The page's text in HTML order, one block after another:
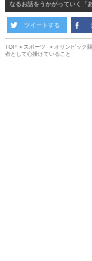
なるお話をうかがっていく「
ツイートする
TOP スポーツ
オリンピック
者として心掛けていること